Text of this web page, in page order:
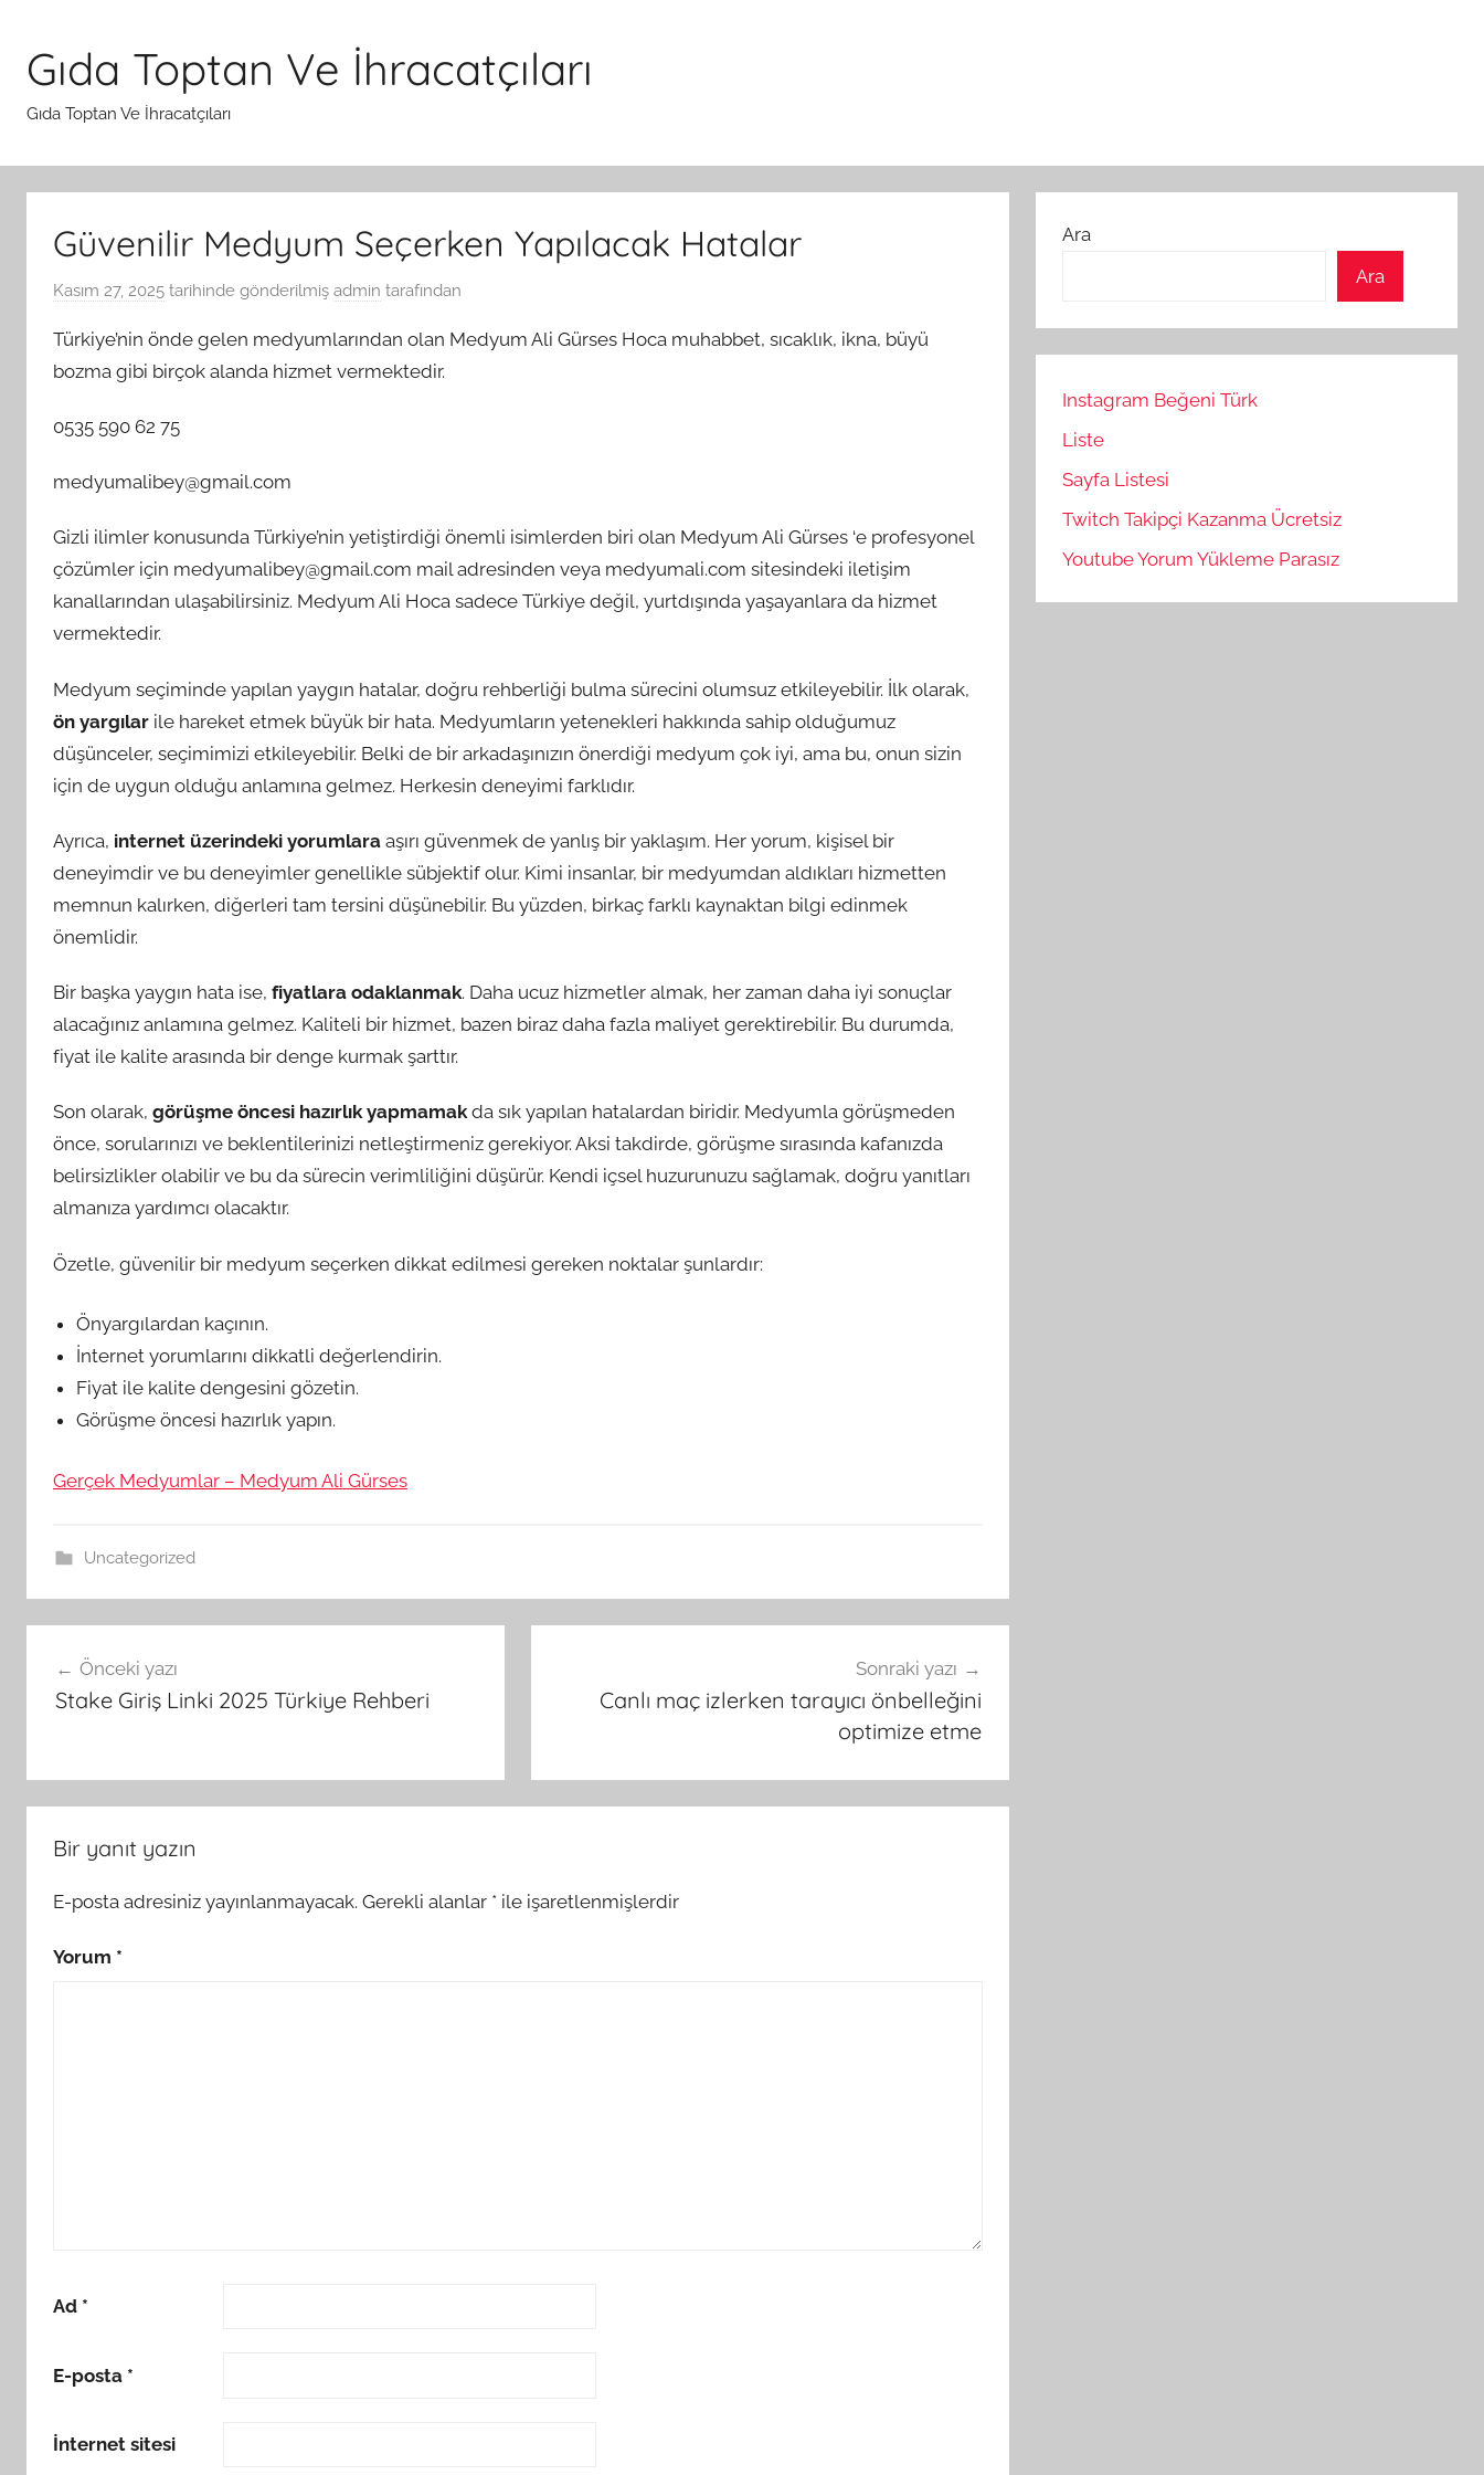
Gıda Toptan Ve İhracatçıları
Gıda Toptan Ve İhracatçıları
Güvenilir Medyum Seçerken Yapılacak Hatalar
Kasım 27, 2025 tarihinde gönderilmiş admin tarafından
Türkiye’nin önde gelen medyumlarından olan Medyum Ali Gürses Hoca muhabbet, sıcaklık, ikna, büyü
bozma gibi birçok alanda hizmet vermektedir.
0535 590 62 75
medyumalibey@gmail.com
Gizli ilimler konusunda Türkiye’nin yetiştirdiği önemli isimlerden biri olan Medyum Ali Gürses ‘e profesyonel
çözümler için medyumalibey@gmail.com mail adresinden veya medyumali.com sitesindeki iletişim
kanallarından ulaşabilirsiniz. Medyum Ali Hoca sadece Türkiye değil, yurtdışında yaşayanlara da hizmet
vermektedir.
Medyum seçiminde yapılan yaygın hatalar, doğru rehberliği bulma sürecini olumsuz etkileyebilir. İlk olarak,
ön yargılar ile hareket etmek büyük bir hata. Medyumların yetenekleri hakkında sahip olduğumuz
düşünceler, seçimimizi etkileyebilir. Belki de bir arkadaşınızın önerdiği medyum çok iyi, ama bu, onun sizin
için de uygun olduğu anlamına gelmez. Herkesin deneyimi farklıdır.
Ayrıca, internet üzerindeki yorumlara aşırı güvenmek de yanlış bir yaklaşım. Her yorum, kişisel bir
deneyimdir ve bu deneyimler genellikle sübjektif olur. Kimi insanlar, bir medyumdan aldıkları hizmetten
memnun kalırken, diğerleri tam tersini düşünebilir. Bu yüzden, birkaç farklı kaynaktan bilgi edinmek
önemlidir.
Bir başka yaygın hata ise, fiyatlara odaklanmak. Daha ucuz hizmetler almak, her zaman daha iyi sonuçlar
alacağınız anlamına gelmez. Kaliteli bir hizmet, bazen biraz daha fazla maliyet gerektirebilir. Bu durumda,
fiyat ile kalite arasında bir denge kurmak şarttır.
Son olarak, görüşme öncesi hazırlık yapmamakda sık yapılan hatalardan biridir. Medyumla görüşmeden
önce, sorularınızı ve beklentilerinizi netleştirmeniz gerekiyor. Aksi takdirde, görüşme sırasında kafanızda
belirsizlikler olabilir ve bu da sürecin verimliliğini düşürür. Kendi içsel huzurunuzu sağlamak, doğru yanıtları
almanıza yardımcı olacaktır.
Özetle, güvenilir bir medyum seçerken dikkat edilmesi gereken noktalar şunlardır:
Önyargılardan kaçının.
İnternet yorumlarını dikkatli değerlendirin.
Fiyat ile kalite dengesini gözetin.
Görüşme öncesi hazırlık yapın.
Gerçek Medyumlar – Medyum Ali Gürses
Uncategorized
gezinmesi
Önceki yazı
Stake Giriş Linki 2025 Türkiye Rehberi
Sonraki yazı
Canlı maç izlerken tarayıcı önbelleğini
optimize etme
Bir yanıt yazın
E-posta adresiniz yayınlanmayacak. Gerekli alanlar * ile işaretlenmişlerdir
Yorum *
Ad *
E-posta *
İnternet sitesi
Ara
Ara
Instagram Beğeni Türk
Liste
Sayfa Listesi
Twitch Takipçi Kazanma Ücretsiz
Youtube Yorum Yükleme Parasız